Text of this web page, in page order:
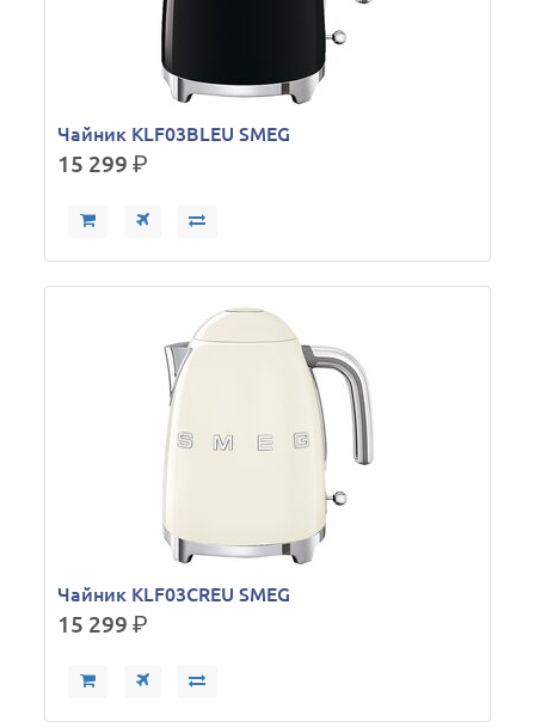
Чайник KLF03BLEU SMEG
15 299р.
Чайник KLF03CREU SMEG
15 299р.